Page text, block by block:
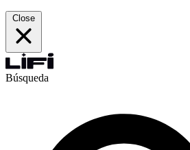
Close
Búsqueda